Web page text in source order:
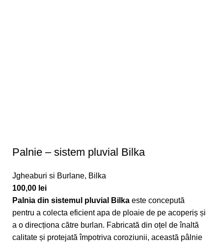
Palnie – sistem pluvial Bilka
Jgheaburi si Burlane, Bilka
100,00 lei
Palnia din sistemul pluvial Bilka este concepută
pentru a colecta eficient apa de ploaie de pe acoperiș și
a o direcționa către burlan. Fabricată din oțel de înaltă
calitate și protejată împotriva coroziunii, această pâlnie